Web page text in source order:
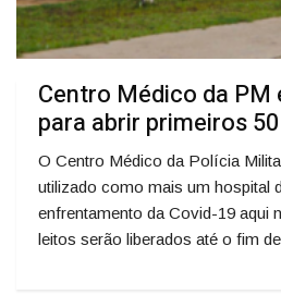
Centro Médico da
para abrir primeiros
O Centro Médico da Polícia
utilizado como mais um hospital
enfrentamento da Covid-19 aqui
leitos serão liberados até o fim